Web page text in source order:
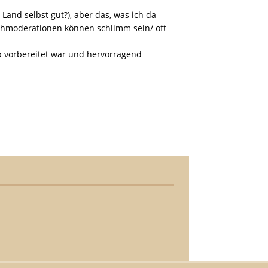
selbst gut?), aber das, was ich da
können schlimm sein/ oft
vorbereitet war und hervorragend